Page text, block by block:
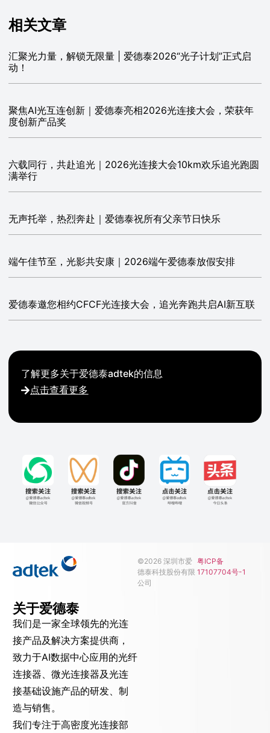
相关文章
汇聚光力量，解锁无限量 | 爱德泰2026“光子计划”正式启
动！
聚焦AI光互连创新｜爱德泰亮相2026光连接大会，荣获年
度创新产品奖
六载同行，共赴追光｜2026光连接大会10km欢乐追光跑圆
满举行
无声托举，热烈奔赴｜爱德泰祝所有父亲节日快乐
端午佳节至，光影共安康｜2026端午爱德泰放假安排
爱德泰邀您相约CFCF光连接大会，追光奔跑共启AI新互联
了解更多关于爱德泰adtek的信息
点击查看更多
关于爱德泰
我们是一家全球领先的光连
接产品及解决方案提供商，
致力于AI数据中心应用的光纤
连接器、微光连接器及光连
接基础设施产品的研发、制
造与销售。
我们专注于高密度光连接部
©2026 深圳市爱
德泰科技股份有限
公司
粤ICP备
17107704号-1